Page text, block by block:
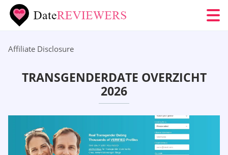
Affiliate Disclosure
TRANSGENDERDATE OVERZICHT
2026